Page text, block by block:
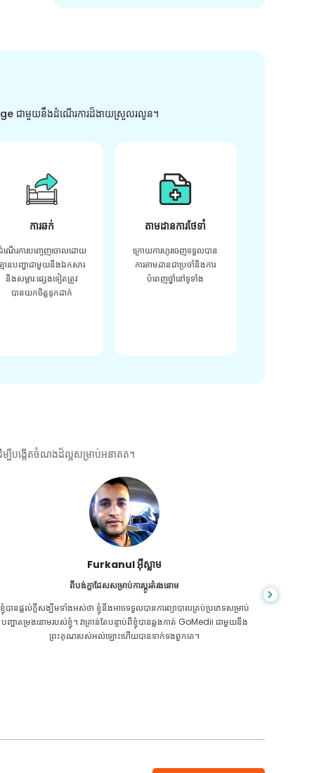
ជាមួយនឹងដំណើរការដ៏ងាយស្រួលរលូន។
ការឆក់
ណើរការបញ្ចេញចោលដោយ
គ្មានបញ្ហាជាមួយនឹងឯកសារ
និងសម្ភារៈផ្សេងទៀតត្រូវ
បានយកចិត្តទុកដាក់
តាមដានការថែទាំ
ក្រោយ​ការ​ហូរ​ចេញ​ទទួល​បាន​
ការ​តាមដាន​ជា​ប្រចាំ​និង​ការ​
បំពេញ​ថ្នាំ​នៅ​ទូទាំង​
បីបង្កើតចំណងដ៏ល្អសម្រាប់អនាគត។
ជា សារ៉ាត់
ពីប្រទេសកម្ពុជាសម្រាប់ CKD
CKD គឺ​ជា​ស្ថានភាព​ពេញ​មួយ​ជីវិត​ដែល​កាន់តែ​អាក្រក់​ទៅៗ។ ខ្ញុំបានរងទុក្ខវាយូ
រហើយ ទីបំផុត GoMedii និងដៃគូរបស់គេម្នាក់នៅកម្ពុជា បានជួយខ្ញុំឱ្យដឹងថា វា
ដល់ពេលថែរក្សាសុខភាពរបស់ខ្ញុំហើយ។